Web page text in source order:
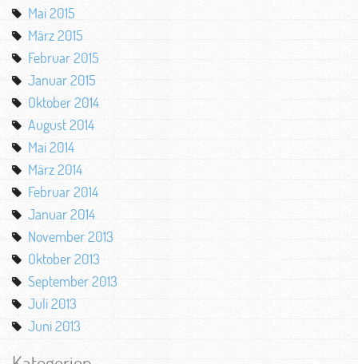
Mai 2015
März 2015
Februar 2015
Januar 2015
Oktober 2014
August 2014
Mai 2014
März 2014
Februar 2014
Januar 2014
November 2013
Oktober 2013
September 2013
Juli 2013
Juni 2013